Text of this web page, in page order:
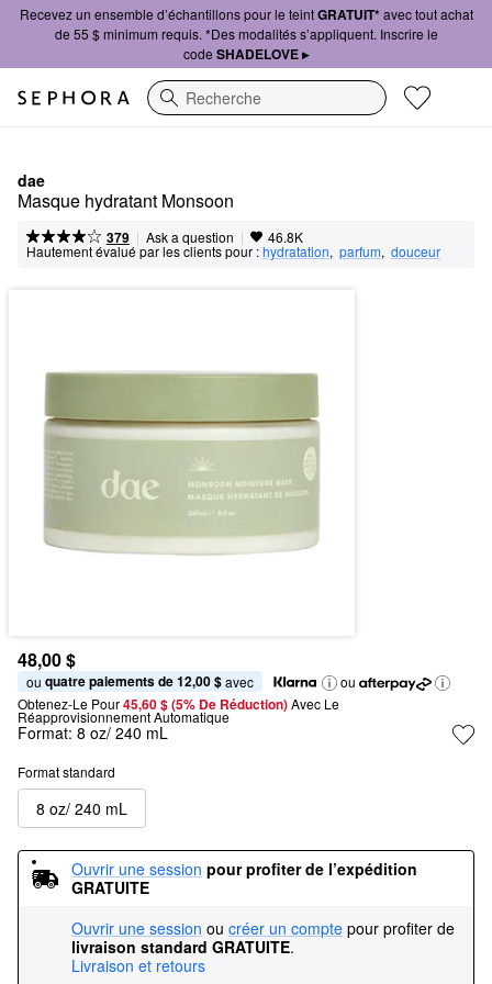
Recevez un ensemble d’échantillons pour le teintGRATUIT*avec tout achat
de 55 $ minimum requis. *Des modalités s’appliquent. Inscrire le
code SHADELOVE ▸
Recherche
dae
Masque hydratant Monsoon
379 | Ask a question | 46.8K
Hautement évalué par les clients pour :hydratation, parfum, douceur
48,00 $
ou quatre paiements de 12,00 $ avec
ou
Obtenez-Le Pour45,60 $ (5% De Réduction) Avec Le
Réapprovisionnement Automatique
Format: 8 oz/ 240 mL
Format standard
8 oz/ 240 mL
Ouvrir une session pour profiter de l’expédition
GRATUITE
Ouvrir une session ou créer un compte pour profiter de
livraison standard GRATUITE.
Livraison et retours